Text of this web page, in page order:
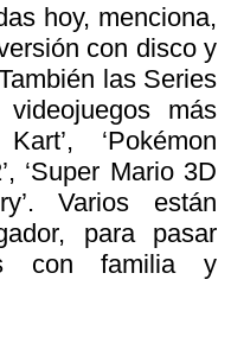
hoy, menciona,
con disco y
las Series
más
‘Pokémon
‘Super Mario 3D
Varios están
para pasar
con familia y